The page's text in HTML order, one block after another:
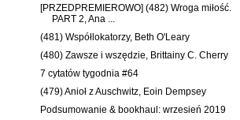
[PRZEDPREMIEROWO] (482) Wroga miłość.
PART 2, Ana ...
(481) Współlokatorzy, Beth O'Leary
(480) Zawsze i wszędzie, Brittainy C. Cherry
7 cytatów tygodnia #64
(479) Anioł z Auschwitz, Eoin Dempsey
Podsumowanie & bookhaul: wrzesień 2019